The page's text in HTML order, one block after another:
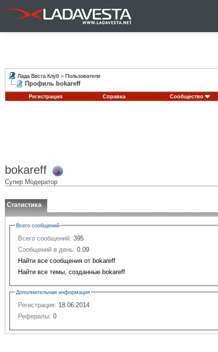
Лада Веста Клуб > Пользователи
Профиль bokareff
Регистрация Справка Сообщество
bokareff
Супер Модератор
Статистика
Всего сообщений
Всего сообщений: 395
Сообщений в день: 0.09
Найти все сообщения от bokareff
Найти все темы, созданные bokareff
Дополнительная информация
Регистрация: 18.06.2014
Рефералы: 0